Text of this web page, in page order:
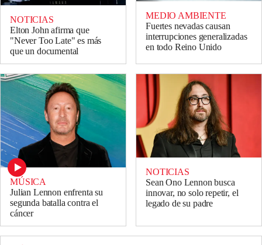
NOTICIAS
Elton John afirma que
"Never Too Late" es más
que un documental
MEDIO AMBIENTE
Fuertes nevadas causan
interrupciones generalizadas
en todo Reino Unido
MÚSICA
Julian Lennon enfrenta su
segunda batalla contra el
cáncer
NOTICIAS
Sean Ono Lennon busca
innovar, no solo repetir, el
legado de su padre